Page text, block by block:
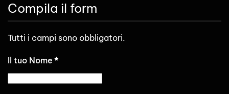
Compila il form
Tutti i campi sono obbligatori.
Il tuo Nome *